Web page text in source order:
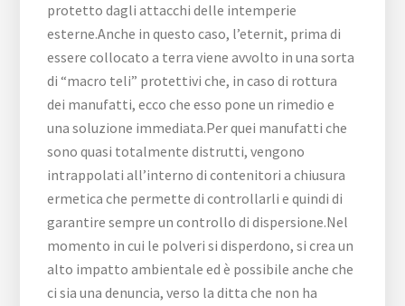
protetto dagli attacchi delle intemperie
esterne.Anche in questo caso, l’eternit, prima di
essere collocato a terra viene avvolto in una sorta
di “macro teli” protettivi che, in caso di rottura
dei manufatti, ecco che esso pone un rimedio e
una soluzione immediata.Per quei manufatti che
sono quasi totalmente distrutti, vengono
intrappolati all’interno di contenitori a chiusura
ermetica che permette di controllarli e quindi di
garantire sempre un controllo di dispersione.Nel
momento in cui le polveri si disperdono, si crea un
alto impatto ambientale ed è possibile anche che
ci sia una denuncia, verso la ditta che non ha